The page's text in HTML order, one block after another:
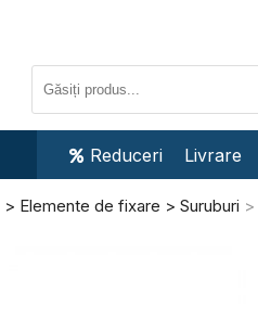
Reduceri Livrare
Elemente de fixare Suruburi